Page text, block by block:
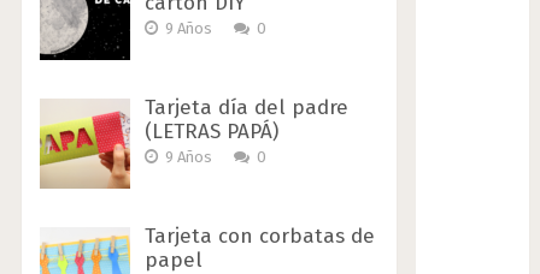
9 Años 0
Tarjeta día del padre
(LETRAS PAPÁ)
9 Años 0
Tarjeta con corbatas de
papel